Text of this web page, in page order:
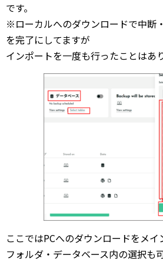
です。
※ローカルへのダウンロードで中断
を完了にしてますが
インポートを一度も行ったことはあ
ここではPCへのダウンロードをメイ
フォルダ・データベース内の選択も